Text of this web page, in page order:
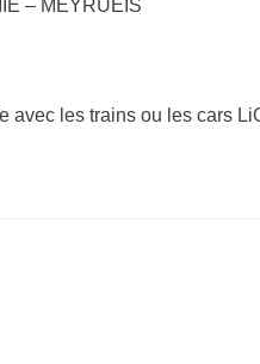
– MEYRUEIS
avec les trains ou les cars